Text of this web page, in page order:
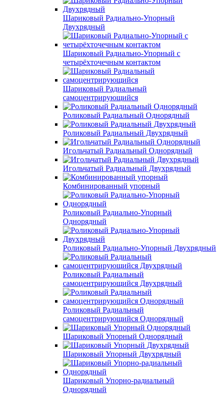
Шариковый Радиально-Упорный
Двухрядный
Шариковый Радиально-Упорный с
четырёхточечным контактом
Шариковый Радиальный
самоцентрирующийся
Роликовый Радиальный Однорядный
Роликовый Радиальный Двухрядный
Игольчатый Радиальный Однорядный
Игольчатый Радиальный Двухрядный
Комбинированный упорный
Роликовый Радиально-Упорный
Однорядный
Роликовый Радиально-Упорный Двухрядный
Роликовый Радиальный
самоцентрирующийся Двухрядный
Роликовый Радиальный
самоцентрирующийся Однорядный
Шариковый Упорный Однорядный
Шариковый Упорный Двухрядный
Шариковый Упорно-радиальный
Однорядный